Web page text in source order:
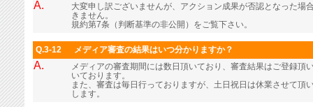
A.
大変申し訳ございませんが、アクション成果が否認となった場
きません。
規約第7条（判断基準の非公開）をご覧下さい。
Q.3-12 メディア審査の結果はいつ分かりますか？
A.
メディアの審査期間には数日頂いており、審査結果はご登録頂
いております。
また、審査は毎日行っておりますが、土日祝日は休業させて頂
します。